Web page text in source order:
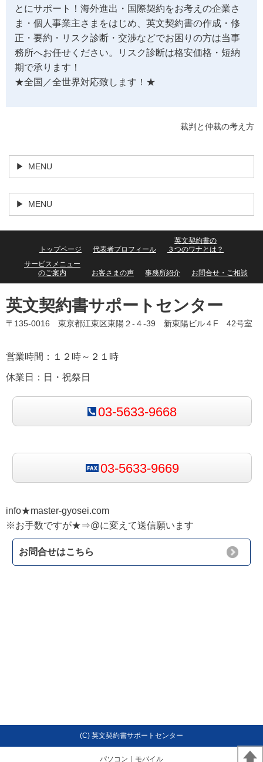
とにサポート！海外進出・国際契約をお考えの企業さ
ま・個人事業主さまをはじめ、英文契約書の作成・修
正・要約・リスク診断・交渉などでお困りの方は当事
務所へお任せください。リスク診断は格安価格・短納
期で承ります！
★全国／全世界対応致します！★
裁判と仲裁の考え方
MENU
MENU
トップページ 代表者プロフィール
英文契約書の
３つのワナとは？
サービスメニュー
のご案内
お客さまの声 事務所紹介 お問合せ・ご相談
英文契約書サポートセンター
〒135-0016 東京都江東区東陽２-４-39 新東陽ビル４F 42号室
営業時間：１２時～２１時
休業日：日・祝祭日
03-5633-9668
03-5633-9669
info★master-gyosei.com
※お手数ですが★⇒@に変えて送信願います
お問合せはこちら
(C) 英文契約書サポートセンター
パソコン ｜モバイル